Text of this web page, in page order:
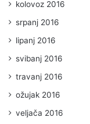
kolovoz 2016
srpanj 2016
lipanj 2016
svibanj 2016
travanj 2016
ožujak 2016
veljača 2016